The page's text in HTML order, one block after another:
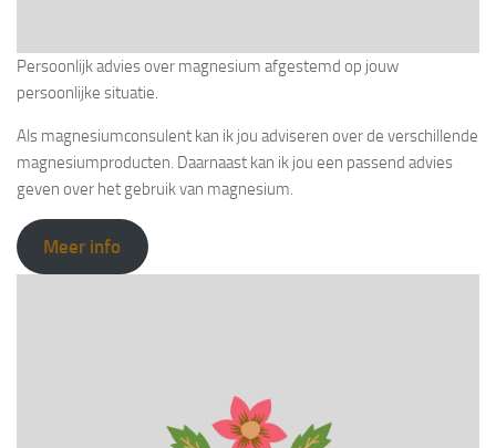
Persoonlijk advies over magnesium afgestemd op jouw
persoonlijke situatie.
Als magnesiumconsulent kan ik jou adviseren over de verschillende
magnesiumproducten. Daarnaast kan ik jou een passend advies
geven over het gebruik van magnesium.
Meer info